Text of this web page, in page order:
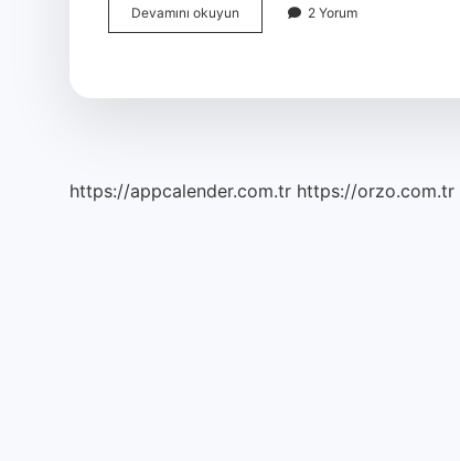
Devamını okuyun Represyon
Nedir
2 Yorum
https://appcalender.com.tr https://orzo.com.tr